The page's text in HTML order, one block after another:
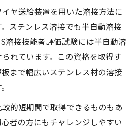
ヤ送給装置を用いた溶接方法に
ステンレス溶接でも半自動溶接
溶接技能者評価試験には半自動溶
れています。この資格を取得す
まで幅広いステンレス材の溶接
的短期間で取得できるものもあ
者の方にもチャレンジしやすい